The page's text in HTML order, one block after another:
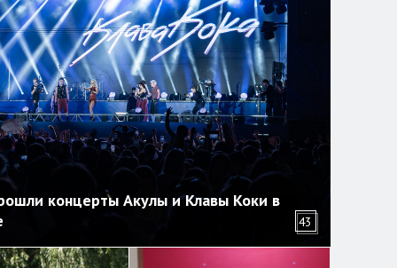
концерты Акулы и Клавы Коки в
43